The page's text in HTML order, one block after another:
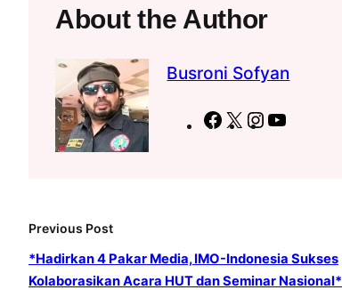
About the Author
Busroni Sofyan
F
o
X
I
r
e
Previous Post
*Hadirkan 4 Pakar Media, IMO-Indonesia Sukses
Kolaborasikan Acara HUT dan Seminar Nasional*